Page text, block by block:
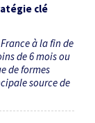
clé
à la fin de
de 6 mois ou
de formes
source de